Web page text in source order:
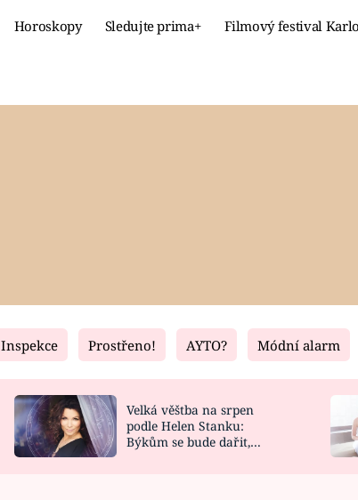
Horoskopy Sledujte prima+ Filmový festival
Fresh
NOVINKY
VIDEORECEPTY
Living
DESIGN
Inspekce Prostřeno! AYTO? Módní alarm
Velká věštba na srpen
podle Helen Stanku:
Býkům se bude dařit,